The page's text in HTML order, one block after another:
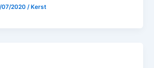
07/2020/ Kerst